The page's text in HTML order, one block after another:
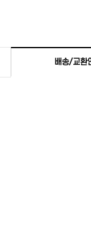
배송/교환